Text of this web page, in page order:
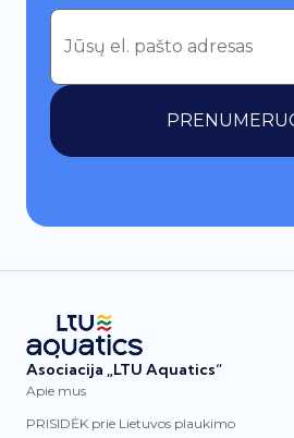
Asociacija „LTU Aquatics“
Apie mus
PRISIDĖK prie Lietuvos plaukimo